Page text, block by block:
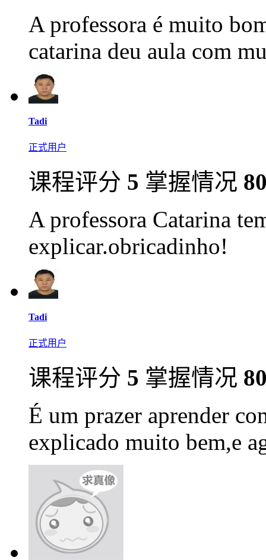
A professora é muito
catarina deu aula com
Tadi
正式用户
课程评分 5 掌握情况
A professora Catarina
explicar.obricadinho!
Tadi
正式用户
课程评分 5 掌握情况
É um prazer aprender
explicado muito bem,e